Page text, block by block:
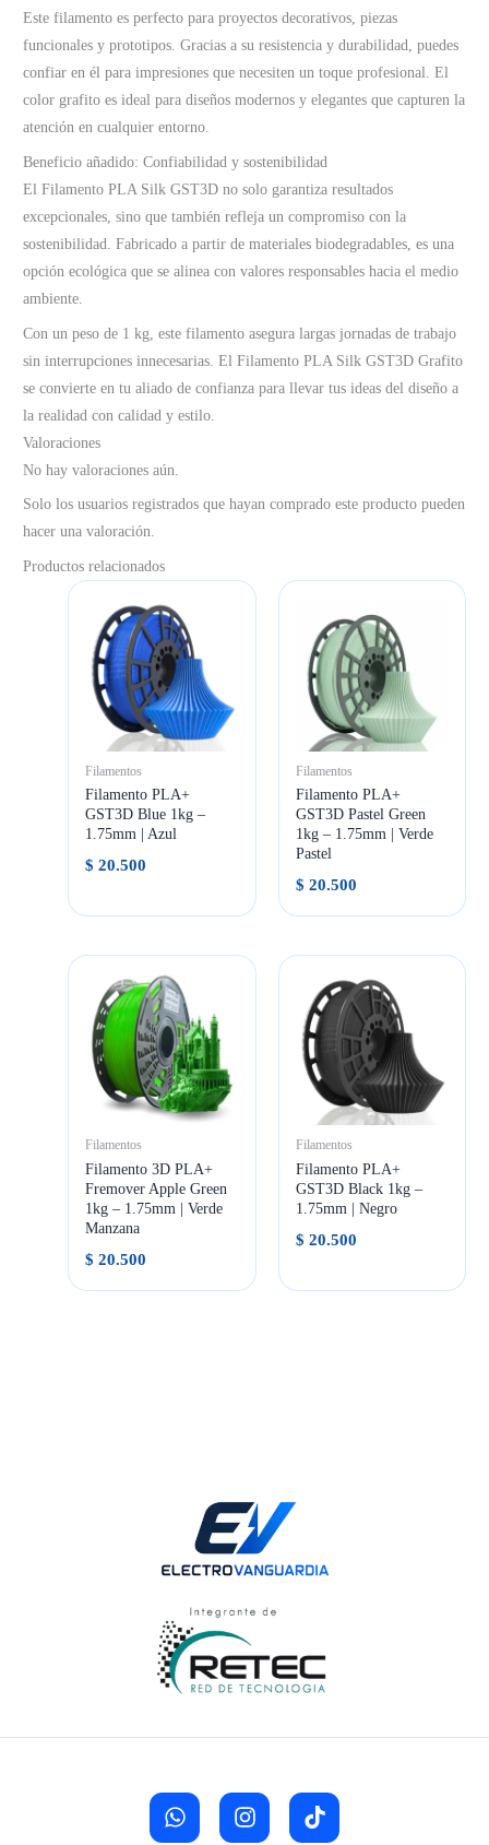
Este filamento es perfecto para proyectos decorativos, piezas
funcionales y prototipos. Gracias a su resistencia y durabilidad, puedes
confiar en él para impresiones que necesiten un toque profesional. El
color grafito es ideal para diseños modernos y elegantes que capturen la
atención en cualquier entorno.
Beneficio añadido: Confiabilidad y sostenibilidad
El Filamento PLA Silk GST3D no solo garantiza resultados
excepcionales, sino que también refleja un compromiso con la
sostenibilidad. Fabricado a partir de materiales biodegradables, es una
opción ecológica que se alinea con valores responsables hacia el medio
ambiente.
Con un peso de 1 kg, este filamento asegura largas jornadas de trabajo
sin interrupciones innecesarias. El Filamento PLA Silk GST3D Grafito
se convierte en tu aliado de confianza para llevar tus ideas del diseño a
la realidad con calidad y estilo.
Valoraciones
No hay valoraciones aún.
Solo los usuarios registrados que hayan comprado este producto pueden
hacer una valoración.
Productos relacionados
Filamentos
Filamento PLA+
GST3D Blue 1kg –
1.75mm | Azul
$ 20.500
Filamentos
Filamento PLA+
GST3D Pastel Green
1kg – 1.75mm | Verde
Pastel
$ 20.500
Filamentos
Filamento 3D PLA+
Fremover Apple Green
1kg – 1.75mm | Verde
Manzana
$ 20.500
Filamentos
Filamento PLA+
GST3D Black 1kg –
1.75mm | Negro
$ 20.500